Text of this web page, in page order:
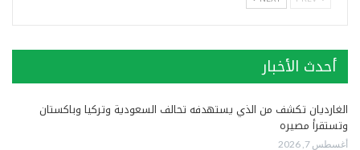
أحدث الأخبار
الغارديان تكشف من الذي يستهدفه تحالف السعودية وتركيا وباكستان
وتستقرأ مصيره
أغسطس 7, 2026